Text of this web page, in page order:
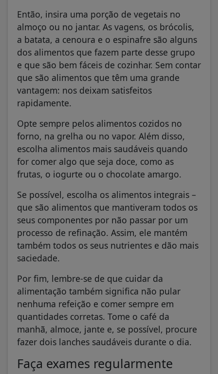
Então, insira uma porção de vegetais no
almoço ou no jantar. As vagens, os brócolis,
a batata, a cenoura e o espinafre são alguns
dos alimentos que fazem parte desse grupo
e que são bem fáceis de cozinhar. Sem contar
que são alimentos que têm uma grande
vantagem: nos deixam satisfeitos
rapidamente.
Opte sempre pelos alimentos cozidos no
forno, na grelha ou no vapor. Além disso,
escolha alimentos mais saudáveis quando
for comer algo que seja doce, como as
frutas, o iogurte ou o chocolate amargo.
Se possível, escolha os alimentos integrais –
que são alimentos que mantiveram todos os
seus componentes por não passar por um
processo de refinação. Assim, ele mantém
também todos os seus nutrientes e dão mais
saciedade.
Por fim, lembre-se de que cuidar da
alimentação também significa não pular
nenhuma refeição e comer sempre em
quantidades corretas. Tome o café da
manhã, almoce, jante e, se possível, procure
fazer dois lanches saudáveis durante o dia.
Faça exames regularmente